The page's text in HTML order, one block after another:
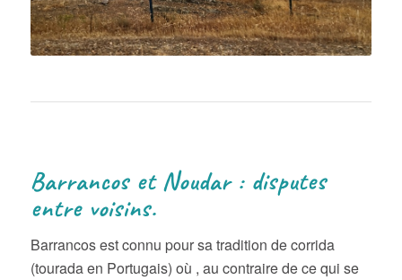
Barrancos et Noudar : disputes
entre voisins.
Barrancos est connu pour sa tradition de corrida
(tourada en Portugais) où , au contraire de ce qui se